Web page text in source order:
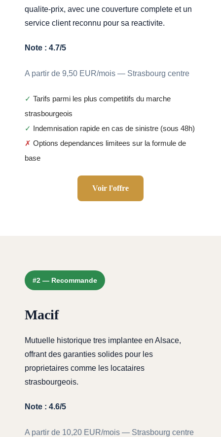
qualite-prix, avec une couverture complete et un
service client reconnu pour sa reactivite.
Note : 4.7/5
A partir de 9,50 EUR/mois — Strasbourg centre
✓ Tarifs parmi les plus competitifs du marche
strasbourgeois
✓ Indemnisation rapide en cas de sinistre (sous 48h)
✗ Options dependances limitees sur la formule de
base
Voir l'offre
#2 — Recommande
Macif
Mutuelle historique tres implantee en Alsace,
offrant des garanties solides pour les
proprietaires comme les locataires
strasbourgeois.
Note : 4.6/5
A partir de 10,20 EUR/mois — Strasbourg centre